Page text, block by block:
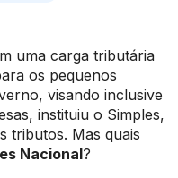
uma carga tributária
os pequenos
visando inclusive
instituiu o Simples,
tributos. Mas quais
Nacional?